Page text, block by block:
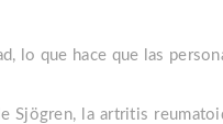
lo que hace que las
Sjögren, la artritis